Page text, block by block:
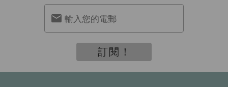
輸入您的電郵
訂閱！